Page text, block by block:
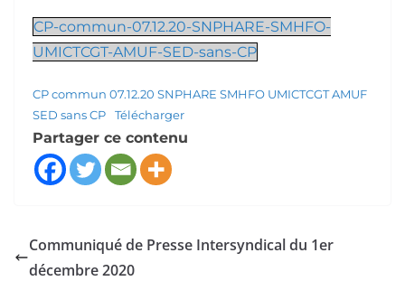
CP-commun-07.12.20-SNPHARE-SMHFO-
UMICTCGT-AMUF-SED-sans-CP
CP commun 07.12.20 SNPHARE SMHFO UMICTCGT AMUF
SED sans CP
Télécharger
Partager ce contenu
Communiqué de Presse Intersyndical du 1er
décembre 2020